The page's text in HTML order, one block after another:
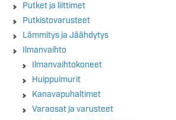
Putket ja liittimet
Putkistovarusteet
Lämmitys ja Jäähdytys
Ilmanvaihto
Ilmanvaihtokoneet
Huippuimurit
Kanavapuhaltimet
Varaosat ja varusteet